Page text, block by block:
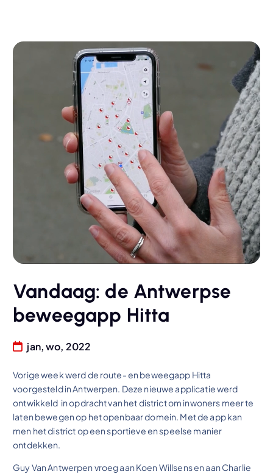
Vandaag: de Antwerpse
beweegapp Hitta
jan, wo, 2022
Vorige week werd de route- en beweegapp Hitta
voorgesteld in Antwerpen. Deze nieuwe applicatie werd
ontwikkeld in opdracht van het district om inwoners meer te
laten bewegen op het openbaar domein. Met de app kan
men het district op een sportieve en speelse manier
ontdekken.
Guy Van Antwerpen vroeg aan Koen Willsens en aan Charlie